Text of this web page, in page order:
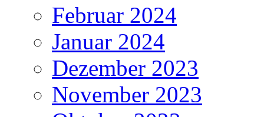
Februar 2024
Januar 2024
Dezember 2023
November 2023